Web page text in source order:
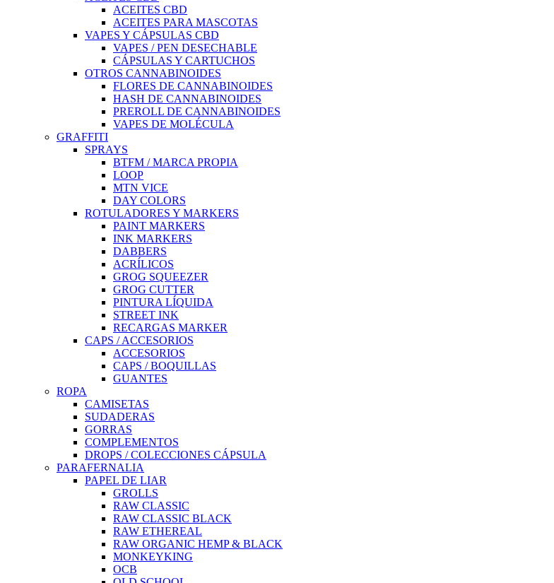
ACEITES CBD
ACEITES PARA MASCOTAS
VAPES Y CÁPSULAS CBD
VAPES / PEN DESECHABLE
CÁPSULAS Y CARTUCHOS
OTROS CANNABINOIDES
FLORES DE CANNABINOIDES
HASH DE CANNABINOIDES
PREROLL DE CANNABINOIDES
VAPES DE MOLÉCULA
GRAFFITI
SPRAYS
BTFM / MARCA PROPIA
LOOP
MTN VICE
DAY COLORS
ROTULADORES Y MARKERS
PAINT MARKERS
INK MARKERS
DABBERS
ACRÍLICOS
GROG SQUEEZER
GROG CUTTER
PINTURA LÍQUIDA
STREET INK
RECARGAS MARKER
CAPS / ACCESORIOS
ACCESORIOS
CAPS / BOQUILLAS
GUANTES
ROPA
CAMISETAS
SUDADERAS
GORRAS
COMPLEMENTOS
DROPS / COLECCIONES CÁPSULA
PARAFERNALIA
PAPEL DE LIAR
GROLLS
RAW CLASSIC
RAW CLASSIC BLACK
RAW ETHEREAL
RAW ORGANIC HEMP & BLACK
MONKEYKING
OCB